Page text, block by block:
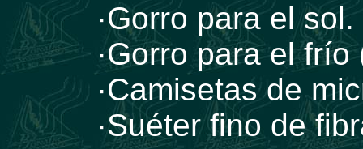
·Gorro para el sol.
·Gorro para el
·Camisetas de
·Suéter fino de